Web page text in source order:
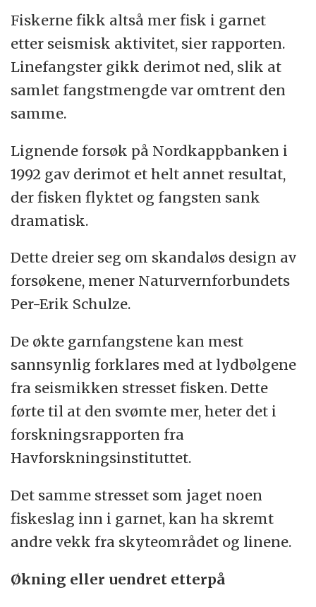
17. juni 2009 begynte forskningsskipet
Håkon Mosby å kartlegge fisk og plankton
med ekkolodd og sonar sammen med et
innleid fiskefartøy.
Samtidig ble det fisket med garn og line i
området fra innleide båter.
12 dager seinere, 29. juni 2009, begynte så
seismikkskipet Geo Pacific med sine
seismiske skudd.
Tidspunktet var valgt for å være minst mulig
til ulempe for gytingen og det kommersiellet
fisket.
Kartleggingen med ekkolodd og sonar og
forsøksfisket fortsatte i 25 døgn etter at
skytingen opphørte 6. august.
Seismikk
Seismiske undersøkelser foregår med en
luftkanon som skyter trykkbølger gjennom
vannet og videre ned gjennom havbunnen.
På samme måte som ultralydundersøkelser
kan ekkoet gi et bilde av tettheten i
Fiskerne fikk altså mer fisk i garnet
etter seismisk aktivitet, sier rapporten.
Linefangster gikk derimot ned, slik at
samlet fangstmengde var omtrent den
samme.
Lignende forsøk på Nordkappbanken i
1992 gav derimot et helt annet resultat,
der fisken flyktet og fangsten sank
dramatisk.
Dette dreier seg om skandaløs design av
forsøkene, mener Naturvernforbundets
Per-Erik Schulze.
De økte garnfangstene kan mest
sannsynlig forklares med at lydbølgene
fra seismikken stresset fisken. Dette
førte til at den svømte mer, heter det i
forskningsrapporten fra
Havforskningsinstituttet.
Det samme stresset som jaget noen
fiskeslag inn i garnet, kan ha skremt
andre vekk fra skyteområdet og linene.
Økning eller uendret etterpå